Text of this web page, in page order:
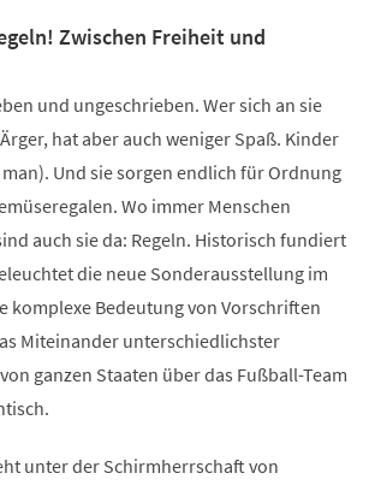
Zwischen Freiheit und
und ungeschrieben. Wer sich an sie
hat aber auch weniger Spaß. Kinder
Und sie sorgen endlich für Ordnung
Wo immer Menschen
auch sie da: Regeln. Historisch fundiert
die neue Sonderausstellung im
komplexe Bedeutung von Vorschriften
Miteinander unterschiedlichster
ganzen Staaten über das Fußball-Team
unter der Schirmherrschaft von